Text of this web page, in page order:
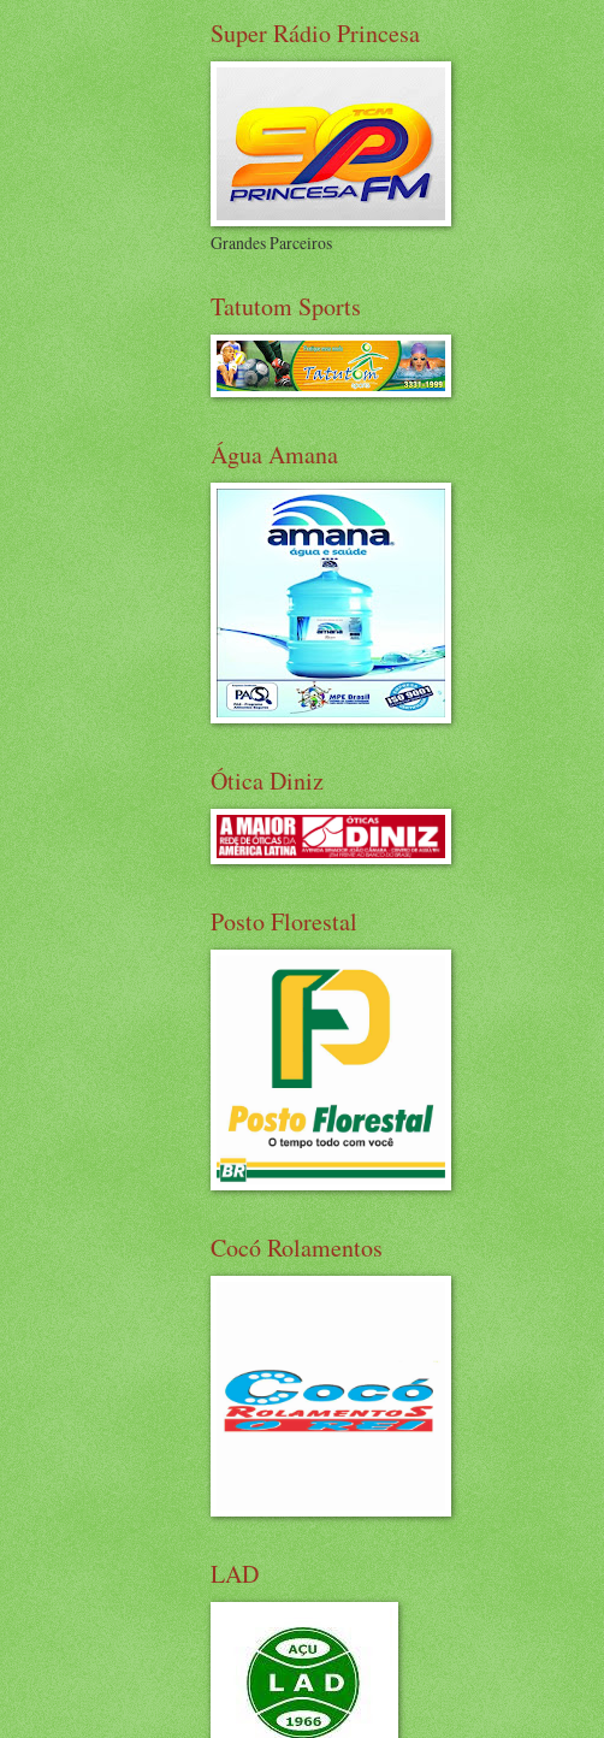
Super Rádio Princesa
Grandes Parceiros
Tatutom Sports
Água Amana
Ótica Diniz
Posto Florestal
Cocó Rolamentos
LAD